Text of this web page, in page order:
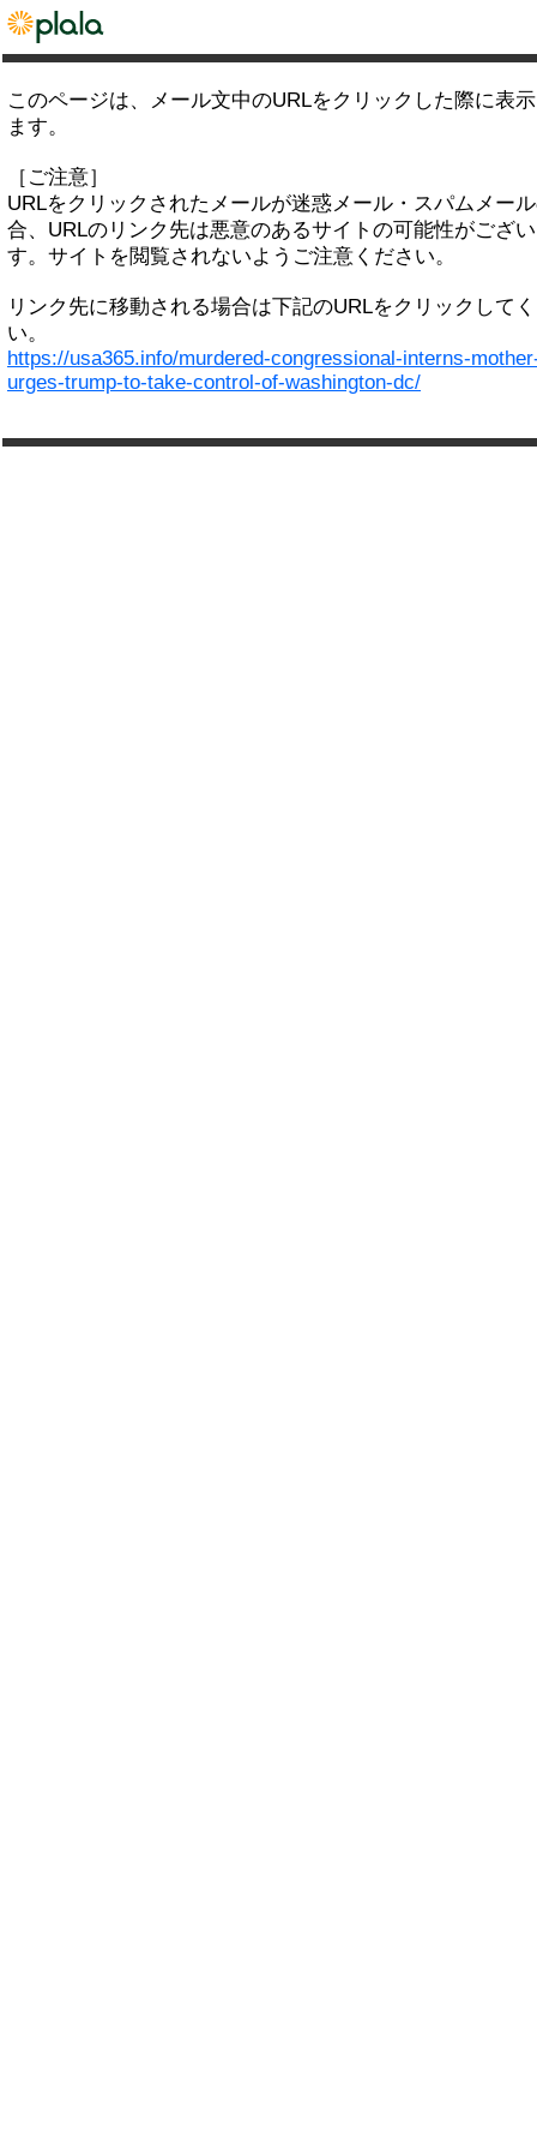
このページは、メール文中のURLをクリックした際に表
ます。
［ご注意］
URLをクリックされたメールが迷惑メール・スパムメー
合、URLのリンク先は悪意のあるサイトの可能性がござ
す。サイトを閲覧されないようご注意ください。
リンク先に移動される場合は下記のURLをクリックして
い。
https://usa365.info/murdered-congressional-interns-
urges-trump-to-take-control-of-washington-dc/